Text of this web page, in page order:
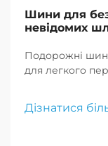
Шини для
невідомих
Подорожні
для легкого
Дізнатися